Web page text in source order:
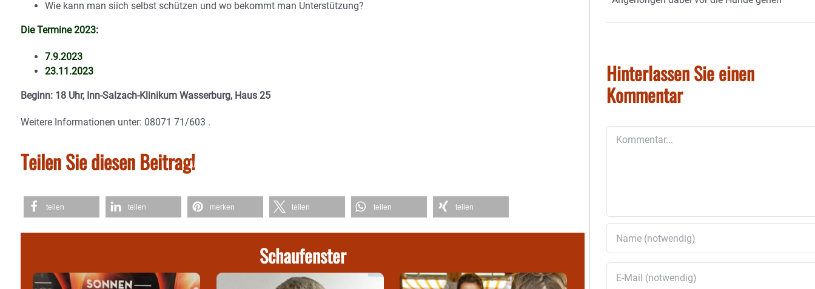
Wie kann man siich selbst schützen und wo bekommt man Unterstützung?
Die Termine 2023:
7.9.2023
23.11.2023
Beginn: 18 Uhr, Inn-Salzach-Klinikum Wasserburg, Haus 25
Weitere Informationen unter: 08071 71/603 .
Teilen Sie diesen Beitrag!
teilen teilen merken teilen teilen teilen
Schaufenster
Hinterlassen Sie einen
Kommentar